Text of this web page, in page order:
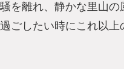
を離れ、静かな里山の
ごしたい時にこれ以上